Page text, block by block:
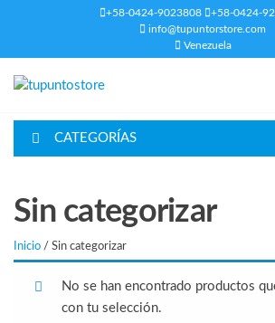
+58-0424-9023808
+58-0424-
info@tupuntorstore.com
Venezuela
CATEGORÍAS
Sin categorizar
Inicio / Sin categorizar
No se han encontrado productos
con tu selección.